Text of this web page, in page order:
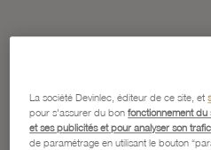
La société Devinlec, éditeur de ce site, et
pour s'assurer du bonfonctionnement du
et ses publicités et pour analyser son
de paramétrage en utilisant le bouton